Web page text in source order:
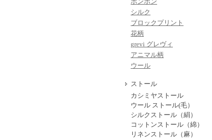
ポンポン
シルク
ブロックプリント
花柄
grevi グレヴィ
アニマル柄
ウール
ストール
カシミヤストール
ウール ストール(毛）
シルクストール（絹）
コットンストール（綿）
リネンストール（麻）